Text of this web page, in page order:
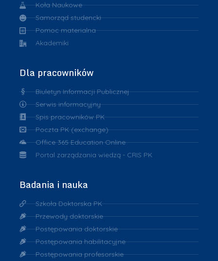
Koła Naukowe
Samorząd studencki
Pomoc materialna
Akademiki
Dla pracowników
Biuletyn Informacji Publicznej
Serwis informacyjny
Spis pracowników PK
Poczta PK (exchange)
Office 365 Education Online
Portal zarządzania wiedzą - CRIS PK
Badania i nauka
Szkoła Doktorska PK
Przewody doktorskie
Postępowania doktorskie
Postępowania habilitacyjne
Postępowania profesorskie